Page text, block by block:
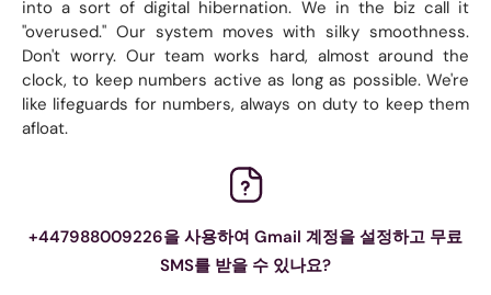
into a sort of digital hibernation. We in the biz call it
"overused." Our system moves with silky smoothness.
Don't worry. Our team works hard, almost around the
clock, to keep numbers active as long as possible. We're
like lifeguards for numbers, always on duty to keep them
afloat.
+447988009226을 사용하여 Gmail 계정을 설정하고 무료
SMS를 받을 수 있나요?